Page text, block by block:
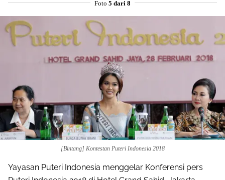
Foto 5 dari 8
[Bintang] Kontestan Puteri Indonesia 2018
Yayasan Puteri Indonesia menggelar Konferensi pers
Share to others